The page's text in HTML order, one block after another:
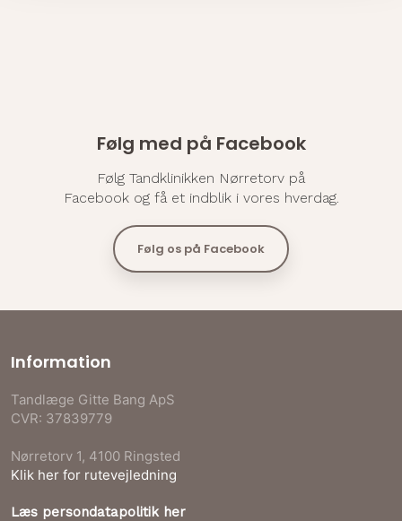
Følg med på Facebook​
Følg Tandklinikken Nørretorv på
​Facebook og få et indblik i vores hverdag.
Følg os på Facebook​
Information
Tandlæge Gitte Bang ApS
CVR​: 37839779
Nørretorv 1, 4100 Ringsted​
Klik her for rutevejledning
Læs persondatapolitik her